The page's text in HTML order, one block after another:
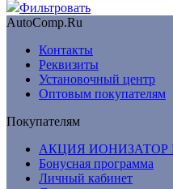
Фильтровать
AutoComp.Ru
Контакты
Реквизиты
Установочный центр
Оптовым покупателям
Покупателям
АКЦИЯ ИОНИЗАТОР
Бонусная программа
Личный кабинет